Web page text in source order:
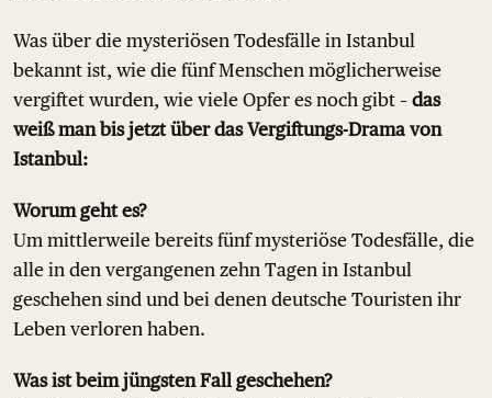
Was über die mysteriösen Todesfälle in Istanbul
bekannt ist, wie die fünf Menschen möglicherweise
vergiftet wurden, wie viele Opfer es noch gibt – das
weiß man bis jetzt über das Vergiftungs-Drama von
Istanbul:
Worum geht es?
Um mittlerweile bereits fünf mysteriöse Todesfälle, die
alle in den vergangenen zehn Tagen in Istanbul
geschehen sind und bei denen deutsche Touristen ihr
Leben verloren haben.
Was ist beim jüngsten Fall geschehen?